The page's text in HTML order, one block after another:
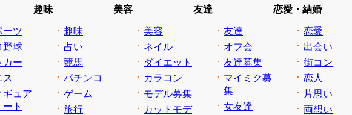
ーツ
野球
カー
ス
ギュア
ート
趣味
趣味
占い
競馬
パチンコ
ゲーム
旅行
美容
美容
ネイル
ダイエット
カラコン
モデル募集
カットモデ
友達
友達
オフ会
友達募集
マイミク募
集
女友達
恋愛・結婚
恋愛
出会い
街コン
恋人
片思い
両想い